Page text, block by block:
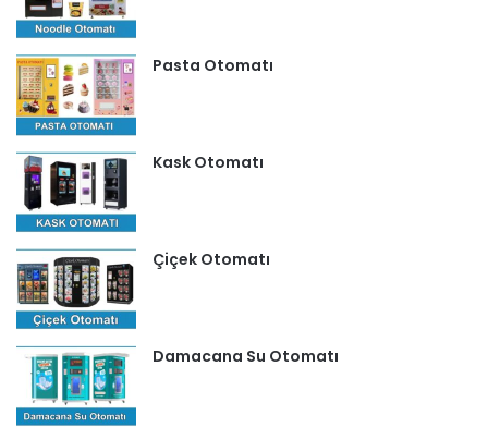
Pasta Otomatı
Kask Otomatı
Çiçek Otomatı
Damacana Su Otomatı